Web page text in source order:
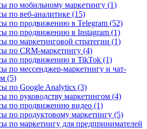
по мобильному маркетингу (1)
по веб-аналитике (15)
по продвижению в Telegram (52)
по продвижению в Instagram (1)
по маркетинговой стратегии (1)
по CRM-маркетингу (4)
по продвижению в TikTok (1)
по мессенджер-маркетингу и чат-
(5)
по Google Analytics (3)
по руководству маркетингом (4)
по продвижению видео (1)
по продуктовому маркетингу (5)
по маркетингу для предпринимателей